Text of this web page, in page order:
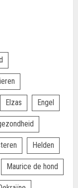
Elzas Engel
Helden
Maurice de hond